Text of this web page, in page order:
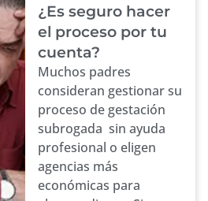
¿Es seguro hacer
el proceso por tu
cuenta?
Muchos padres
consideran gestionar su
proceso de gestación
subrogada sin ayuda
profesional o eligen
agencias más
económicas para